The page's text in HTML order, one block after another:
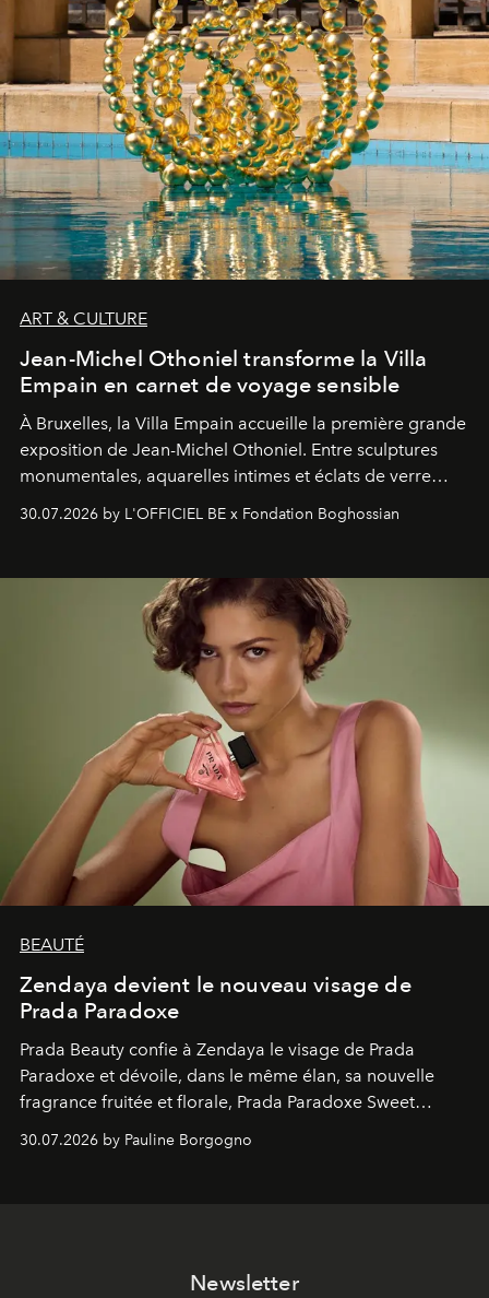
ART & CULTURE
Jean-Michel Othoniel transforme la Villa
Empain en carnet de voyage sensible
À Bruxelles, la Villa Empain accueille la première grande
exposition de Jean-Michel Othoniel. Entre sculptures
monumentales, aquarelles intimes et éclats de verre
soufflé, l’artiste français compose un itinéraire
émotionnel où chaque œuvre devient le souvenir
émerveillement.
30.07.2026 by L'OFFICIEL BE x Fondation Boghossian
BEAUTÉ
Zendaya devient le nouveau visage de
Prada Paradoxe
Prada Beauty confie à Zendaya le visage de Prada
Paradoxe et dévoile, dans le même élan, sa nouvelle
fragrance fruitée et florale, Prada Paradoxe Sweet
Chemistry Eau de Parfum.
30.07.2026 by Pauline Borgogno
Newsletter